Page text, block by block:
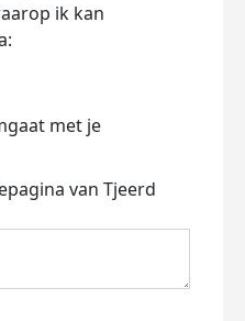
ik kan
met je
van Tjeerd